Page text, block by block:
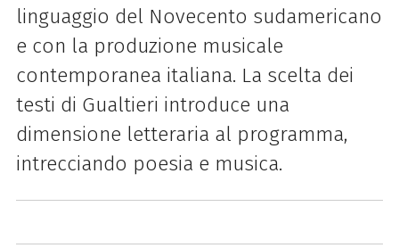
linguaggio del Novecento sudamericano
e con la produzione musicale
contemporanea italiana. La scelta dei
testi di Gualtieri introduce una
dimensione letteraria al programma,
intrecciando poesia e musica.